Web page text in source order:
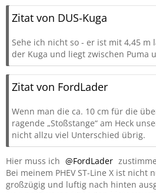
Zitat von DUS-Kuga
Sehe ich nicht so - er ist mit 4,45 m
der Kuga und liegt zwischen Puma
Zitat von FordLader
Wenn man die ca. 10 cm für die
ragende „Stoßstange“ am Heck
nicht allzu viel Unterschied übrig.
Hier muss ich FordLader
Bei meinem PHEV ST-Line X ist
großzügig und luftig nach hinten